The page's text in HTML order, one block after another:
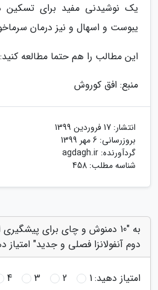
یک نوشیدنی مفید برای تسکین
یبوست و اسهال و نیز درمان
این مطالب را هم حتما مطالعه کنید:
منبع: افق کوروش
انتشار: 17 فروردین 1399
بروزرسانی: 6 مهر 1399
گردآورنده: agdagh.ir
شناسه مطلب: 458
به "10 دمنوش و چای برای
دوم آنفولانزا فصلی و جدید" امتیاز
امتیاز دهید:1
2
3
4